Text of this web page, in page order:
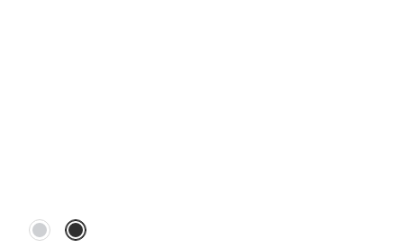
Nur verfügbar in S